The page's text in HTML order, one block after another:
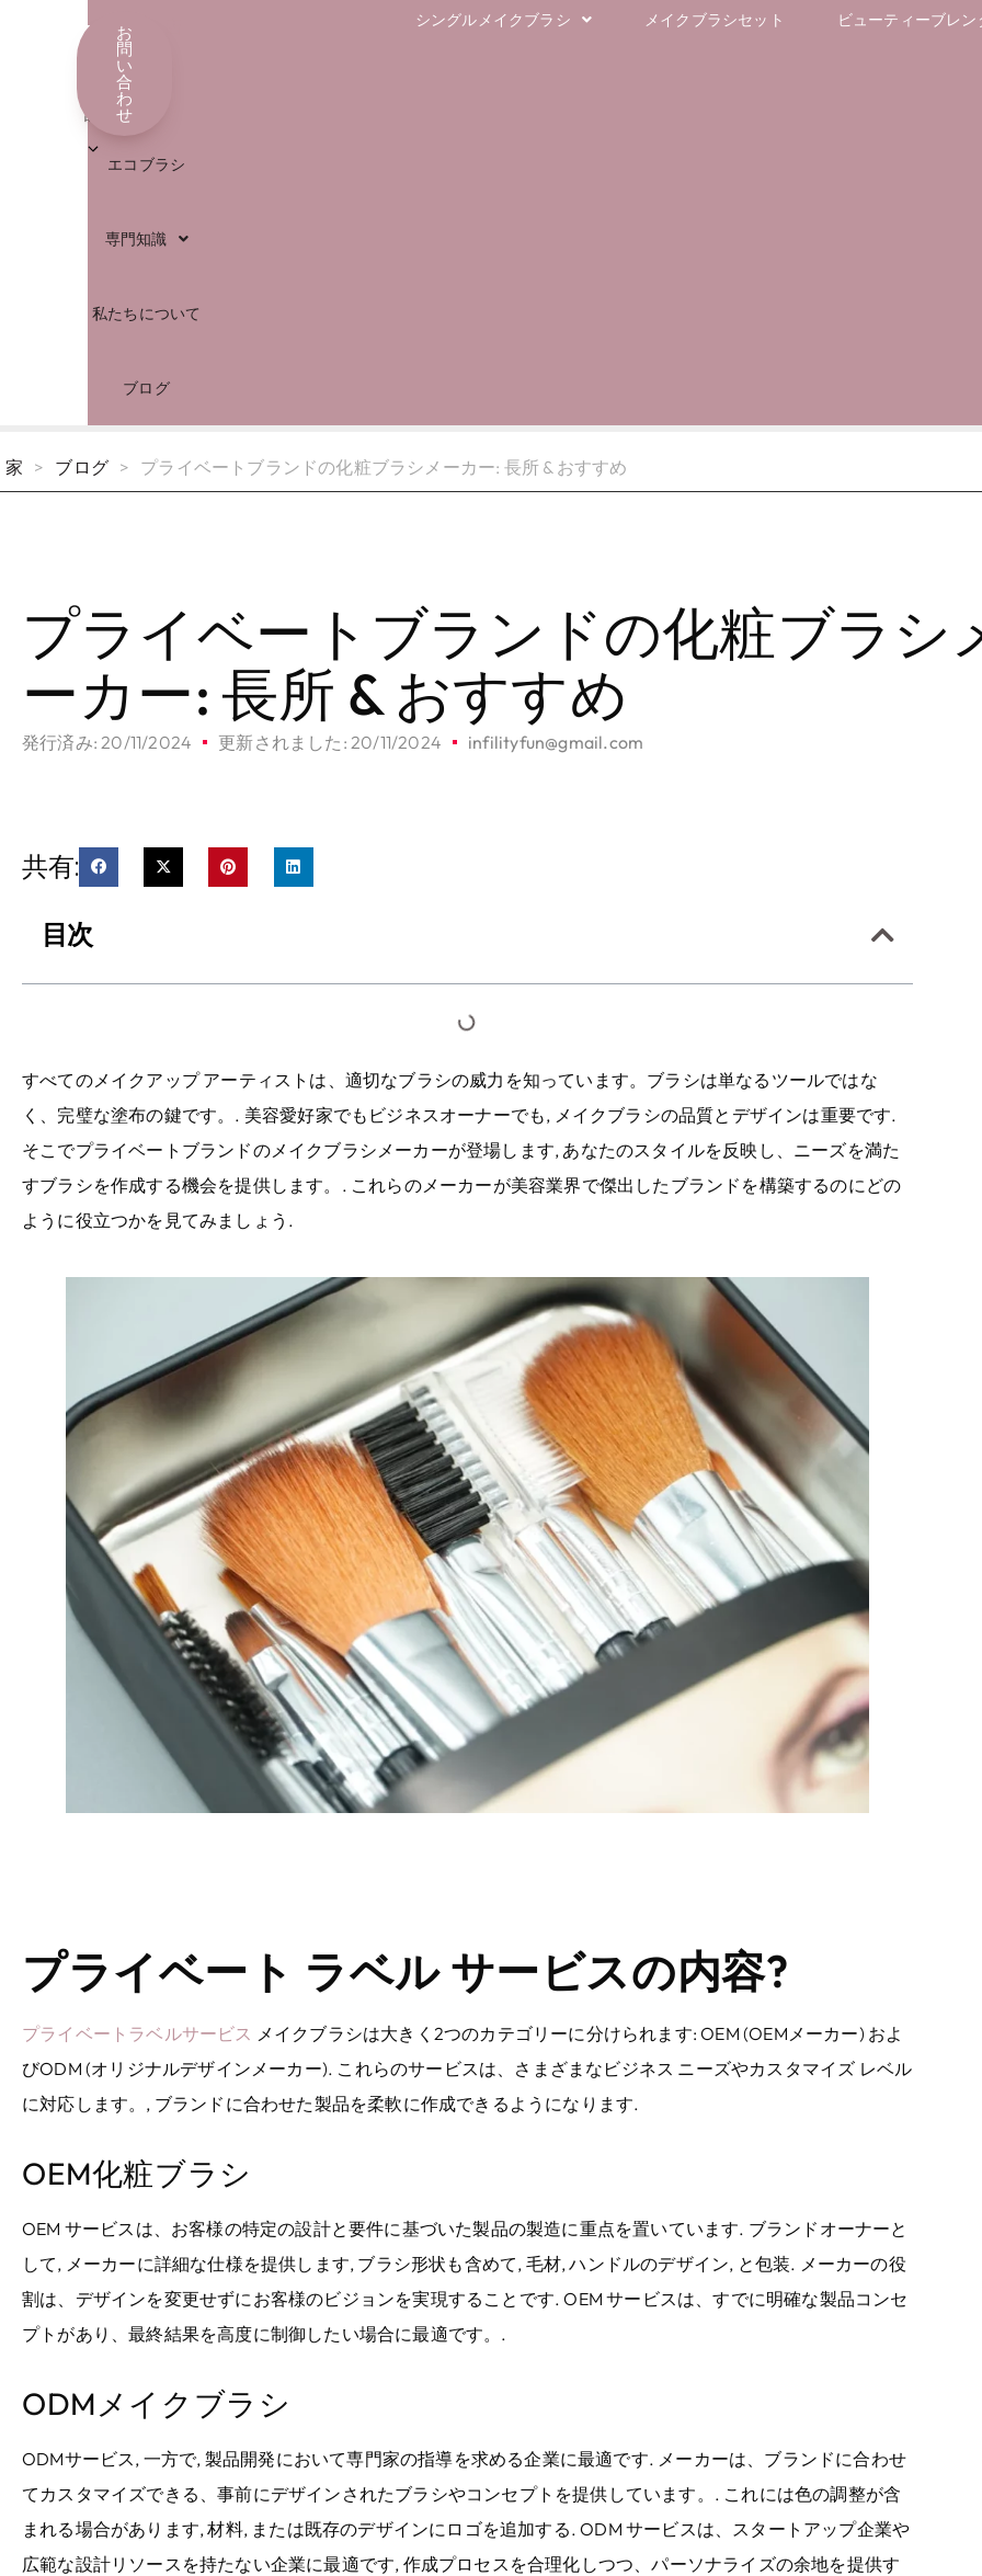
解決
エコブラシ
専門知識
私たちについて
ブログ
お
問
い
合
わ
せ
日
語
シングルメイクブラシ メイクブラシセット ビューティーブレン
家 > ブログ > プライベートブランドの化粧ブラシメーカー: 長所 & おすすめ
プライベートブランドの化粧ブラシ
ーカー: 長所 & おすすめ
発行済み:20/11/2024 更新されました: 20/11/2024 infilityfun@gmail.com
共有:
目次
すべてのメイクアップ アーティストは、適切なブラシの威力を知っています。ブラシは単なるツールではな
く、完璧な塗布の鍵です。. 美容愛好家でもビジネスオーナーでも, メイクブラシの品質とデザインは重要です.
そこでプライベートブランドのメイクブラシメーカーが登場します, あなたのスタイルを反映し、ニーズを満た
すブラシを作成する機会を提供します。. これらのメーカーが美容業界で傑出したブランドを構築するのにどの
ように役立つかを見てみましょう.
プライベート ラベル サービスの内容?
プライベートラベルサービス メイクブラシは大きく2つのカテゴリーに分けられます: OEM (OEMメーカー) およ
びODM (オリジナルデザインメーカー). これらのサービスは、さまざまなビジネス ニーズやカスタマイズ レベル
に対応します。, ブランドに合わせた製品を柔軟に作成できるようになります.
OEM化粧ブラシ
OEM サービスは、お客様の特定の設計と要件に基づいた製品の製造に重点を置いています. ブランドオーナーと
して, メーカーに詳細な仕様を提供します, ブラシ形状も含めて, 毛材, ハンドルのデザイン, と包装. メーカーの役
割は、デザインを変更せずにお客様のビジョンを実現することです. OEM サービスは、すでに明確な製品コンセ
プトがあり、最終結果を高度に制御したい場合に最適です。.
ODMメイクブラシ
ODMサービス, 一方で, 製品開発において専門家の指導を求める企業に最適です. メーカーは、ブランドに合わせ
てカスタマイズできる、事前にデザインされたブラシやコンセプトを提供しています。. これには色の調整が含
まれる場合があります, 材料, または既存のデザインにロゴを追加する. ODM サービスは、スタートアップ企業や
広範な設計リソースを持たない企業に最適です, 作成プロセスを合理化しつつ、パーソナライズの余地を提供す